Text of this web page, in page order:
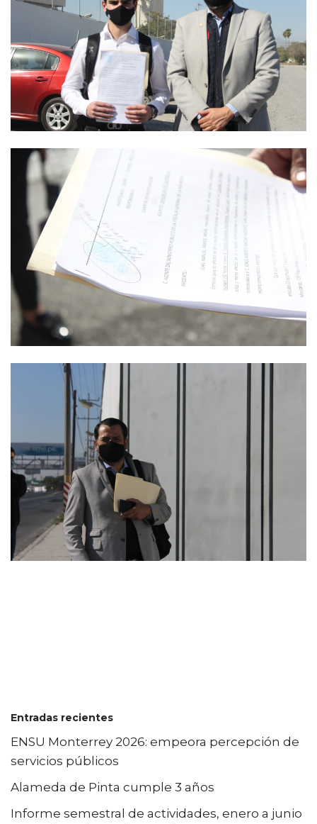
Entradas recientes
ENSU Monterrey 2026: empeora percepción de
servicios públicos
Alameda de Pinta cumple 3 años
Informe semestral de actividades, enero a junio